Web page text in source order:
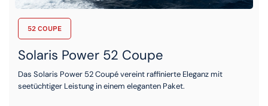
52 COUPE
Solaris Power 52 Coupe
Das Solaris Power 52 Coupé vereint raffinierte Eleganz mit
seetüchtiger Leistung in einem eleganten Paket.